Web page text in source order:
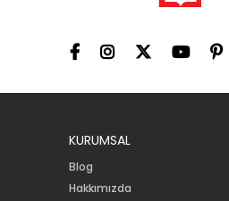
KURUMSAL
Blog
Hakkımızda